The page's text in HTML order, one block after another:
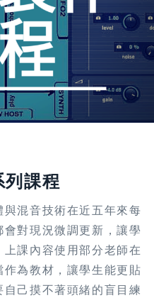
列課程
混音技術在近五年來每
對現況微調更新，讓學
課內容使用部分老師在
為教材，讓學生能更貼
己摸不著頭緒的盲目練